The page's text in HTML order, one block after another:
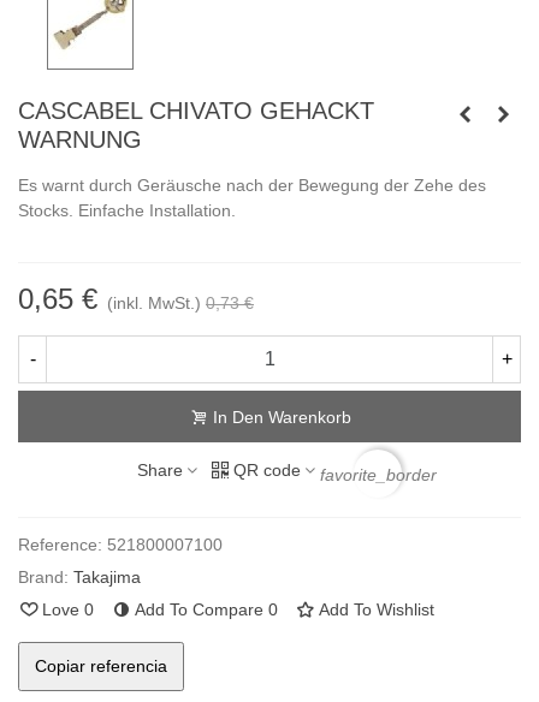
CASCABEL CHIVATO GEHACKT
WARNUNG
Es warnt durch Geräusche nach der Bewegung der Zehe des
Stocks. Einfache Installation.
0,65 € (inkl. MwSt.) 0,73 €
- +
In Den Warenkorb
Share QR code favorite_border
Reference: 521800007100
Brand: Takajima
Love 0 Add To Compare 0 Add To Wishlist
Copiar referencia